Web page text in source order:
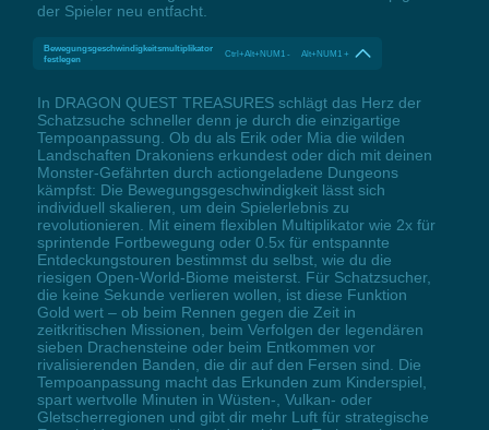
der Spieler neu entfacht.
Bewegungsgeschwindigkeitsmultiplikator
festlegen
Ctrl+Alt+NUM1 - Alt+NUM1 +
In DRAGON QUEST TREASURES schlägt das Herz der
Schatzsuche schneller denn je durch die einzigartige
Tempoanpassung. Ob du als Erik oder Mia die wilden
Landschaften Drakoniens erkundest oder dich mit deinen
Monster-Gefährten durch actiongeladene Dungeons
kämpfst: Die Bewegungsgeschwindigkeit lässt sich
individuell skalieren, um dein Spielerlebnis zu
revolutionieren. Mit einem flexiblen Multiplikator wie 2x für
sprintende Fortbewegung oder 0.5x für entspannte
Entdeckungstouren bestimmst du selbst, wie du die
riesigen Open-World-Biome meisterst. Für Schatzsucher,
die keine Sekunde verlieren wollen, ist diese Funktion
Gold wert – ob beim Rennen gegen die Zeit in
zeitkritischen Missionen, beim Verfolgen der legendären
sieben Drachensteine oder beim Entkommen vor
rivalisierenden Banden, die dir auf den Fersen sind. Die
Tempoanpassung macht das Erkunden zum Kinderspiel,
spart wertvolle Minuten in Wüsten-, Vulkan- oder
Gletscherregionen und gibt dir mehr Luft für strategische